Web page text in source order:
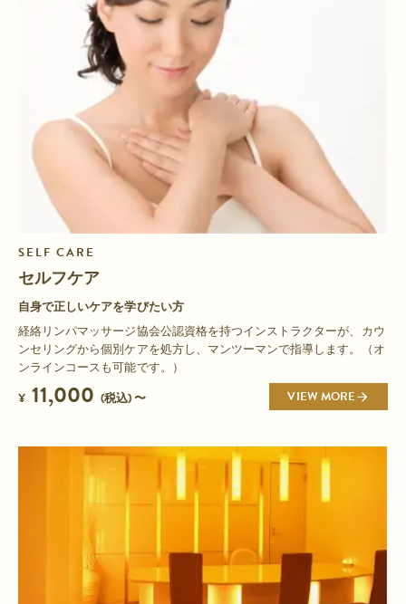
SELF CARE
セルフケア
自身で正しいケアを学びたい方
経絡リンパマッサージ協会公認資格を持つインストラクターが、カウ
ンセリングから個別ケアを処方し、マンツーマンで指導します。（オ
ンラインコースも可能です。）
¥ 11,000 (税込) 〜 VIEW MORE